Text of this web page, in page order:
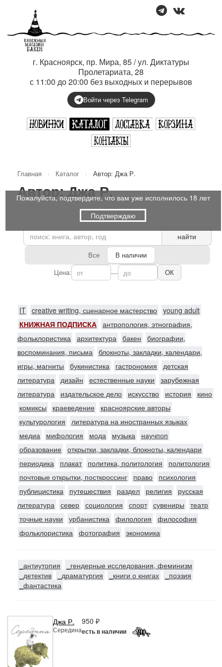
г. Красноярск, пр. Мира, 85 / ул. Диктатуры
Пролетариата, 28
с 11:00 до 20:00 без выходных и перерывов
Войти через Telegram
Главная › Каталог › Автор: Джа Р.
Автор: Джа Р.
найти
Все
В наличии
Цена:
— ОК
IT creative writing, сценарное мастерство young adult
КНИЖНАЯ ПОДПИСКА антропология, этнография,
фольклористика архитектура бакен
биографии,
воспоминания, письма блокноты, закладки, календари,
игры, магниты
букинистика гастрономия
детская
литература дизайн естественные науки
зарубежная
литература
издательское дело искусство история
кино
комиксы
краеведение
красноярские авторы
культурология
литература на иностранных языках
медиа
мифология мода музыка
научпоп
образование открытки, закладки, блокноты, календари
периодика
плакат политика, политология
политология
почтовые открытки, посткроссинг
право
психология
публицистика
путешествия раздел религия
русская
литература север социология спорт сувениры
театр
точные науки
урбанистика филология
философия
фольклористика фотография экономика
_антиутопия
_гендерные исследования, феминизм
_детектив
_драматургия _книги о книгах
_поэзия
_фантастика
Джа Р.
Середина
950 ₽
есть в наличии
Пожалуйста, подтвердите, что вам уже исполнилось 18 лет
Подтверждаю